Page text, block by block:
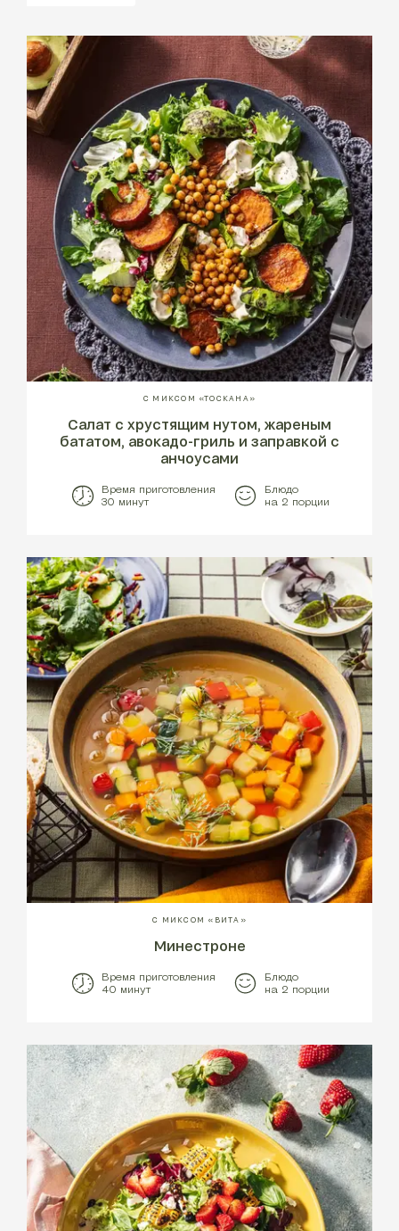
С МИКСОМ «ТОСКАНА»
Салат с хрустящим нутом, жареным
бататом, авокадо-гриль и заправкой с
анчоусами
Время приготовления
30 минут
Блюдо
на 2 порции
С МИКСОМ «ВИТА»
Минестроне
Время приготовления
40 минут
Блюдо
на 2 порции